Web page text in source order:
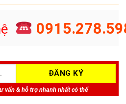
vấn & hỗ trợ nhanh nhất có thể